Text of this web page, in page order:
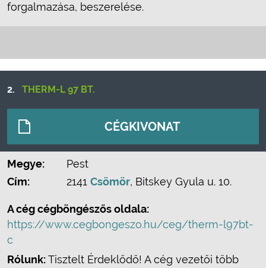
forgalmazása, beszerelése.
2. THERM-L 97 BT.
CÉGKIVONAT
Megye:
Pest
Cím:
2141 Csömör, Bitskey Gyula u. 10.
A cég cégböngészős oldala:
https://www.cegbongeszo.hu/ceg/therm-l97bt-
c
Rólunk:Tisztelt Érdeklődő! A cég vezetői több